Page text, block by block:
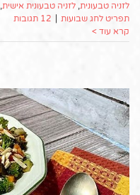
לזניה טבעונית, לזניה טבעונית אישית,
תפריט לחג שבועות
12 תגובות
קרא עוד >